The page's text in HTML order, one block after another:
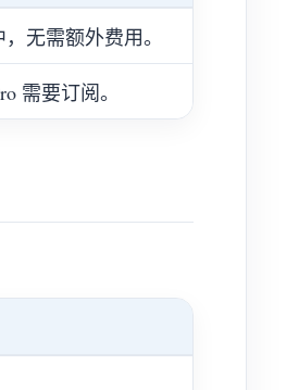
无需额外费用。
需要订阅。